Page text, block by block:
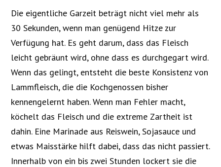
Die eigentliche Garzeit beträgt nicht viel mehr als
30 Sekunden, wenn man genügend Hitze zur
Verfügung hat. Es geht darum, dass das Fleisch
leicht gebräunt wird, ohne dass es durchgegart wird.
Wenn das gelingt, entsteht die beste Konsistenz von
Lammfleisch, die die Kochgenossen bisher
kennengelernt haben. Wenn man Fehler macht,
köchelt das Fleisch und die extreme Zartheit ist
dahin. Eine Marinade aus Reiswein, Sojasauce und
etwas Maisstärke hilft dabei, dass das nicht passiert.
Innerhalb von ein bis zwei Stunden lockert sie die